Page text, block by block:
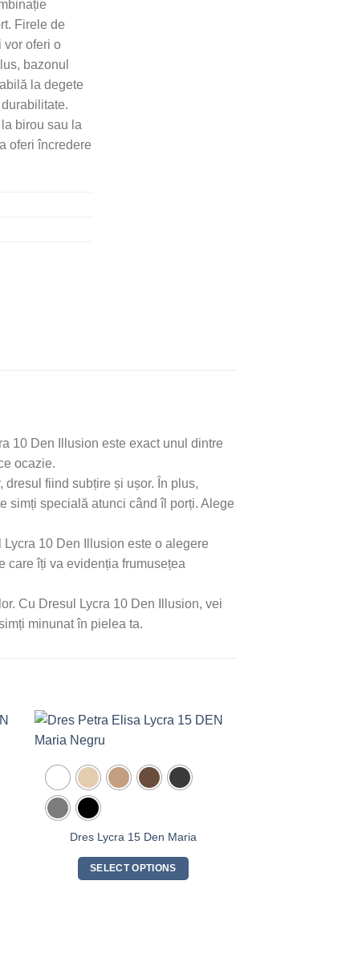
Firele de
vor oferi o
bazonul
la degete
birou sau la
oferi încredere
10 Den Illusion este exact unul dintre
ocazie.
fiind subțire și ușor. În plus,
simți specială atunci când îl porți. Alege
10 Den Illusion este o alegere
care îți va evidenția frumusețea
Cu Dresul Lycra 10 Den Illusion, vei
minunat în pielea ta.
Dres Lycra 15 Den Maria
SELECT OPTIONS